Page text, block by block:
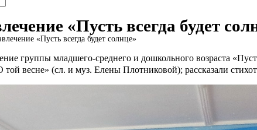
«Пусть всегда будет
«Пусть всегда будет солнце»
группы младшего-среднего и дошкольного возраста
весне» (сл. и муз. Елены Плотниковой); рассказали